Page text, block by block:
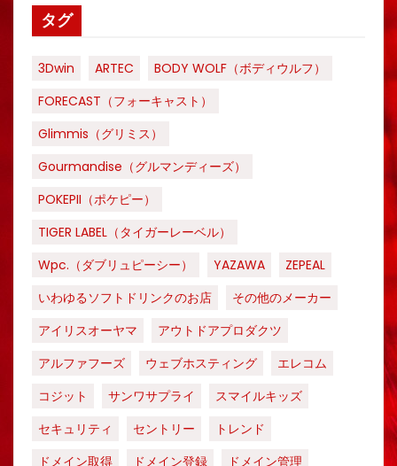
タグ
3Dwin ARTEC
BODY WOLF（ボディウルフ）
FORECAST（フォーキャスト）
Glimmis（グリミス）
Gourmandise（グルマンディーズ）
POKEPII（ポケピー）
TIGER LABEL（タイガーレーベル）
Wpc.（ダブリュピーシー）
YAZAWA
ZEPEAL
いわゆるソフトドリンクのお店
その他のメーカー
アイリスオーヤマ
アウトドアプロダクツ
アルファフーズ
ウェブホスティング
エレコム
コジット
サンワサプライ
スマイルキッズ
セキュリティ
セントリー
トレンド
ドメイン取得
ドメイン登録 ドメイン管理